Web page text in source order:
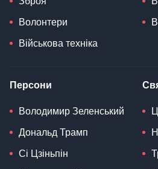
Волонтери
Військова техніка
Персони
Володимир Зеленський
Дональд Трамп
Сі Цзіньпін